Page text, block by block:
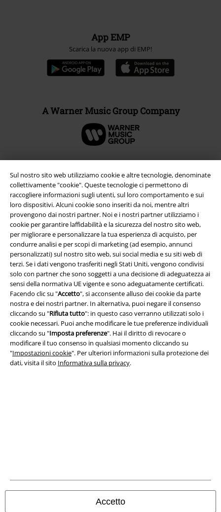
Sul nostro sito web utilizziamo cookie e altre tecnologie, denominate
collettivamente "cookie". Queste tecnologie ci permettono di
raccogliere informazioni sugli utenti, sul loro comportamento e sui
loro dispositivi. Alcuni cookie sono inseriti da noi, mentre altri
provengono dai nostri partner. Noi e i nostri partner utilizziamo i
cookie per garantire laffidabilità e la sicurezza del nostro sito web,
per migliorare e personalizzare la tua esperienza di acquisto, per
condurre analisi e per scopi di marketing (ad esempio, annunci
personalizzati) sul nostro sito web, sui social media e su siti web di
terzi. Se i dati vengono trasferiti negli Stati Uniti, vengono condivisi
solo con partner che sono soggetti a una decisione di adeguatezza ai
sensi della normativa UE vigente e sono adeguatamente certificati.
Facendo clic su "Accetto", si acconsente alluso dei cookie da parte
nostra e dei nostri partner. In alternativa, puoi negare il consenso
cliccando su "Rifiuta tutto": in questo caso verranno utilizzati solo i
cookie necessari. Puoi anche modificare le tue preferenze individuali
cliccando su "Imposta preferenze". Hai il diritto di revocare o
modificare il tuo consenso in qualsiasi momento cliccando su
"Impostazioni cookie". Per ulteriori informazioni sulla protezione dei
dati, visita il sito Informativa sulla privacy.
Accetto
App EMP
Scarica la nuova app di EMP!
A Warner Music Group Company
Info legali
Termini & Condizioni
Redazione
Legge sulla Privacy
Smaltimento rifiuti e protezione dell’ambiente
Dichiarazione di Conformità